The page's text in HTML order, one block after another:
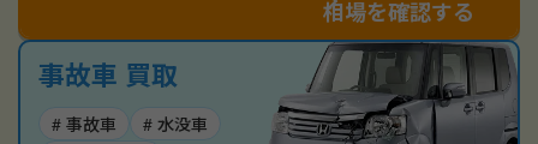
相場を確認する
事故車 買取
# 事故車
# 水没車